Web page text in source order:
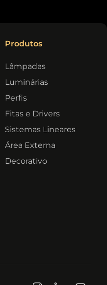
Produtos
Lâmpadas
Luminárias
Perfis
Fitas e Drivers
Sistemas Lineares
Área Externa
Decorativo